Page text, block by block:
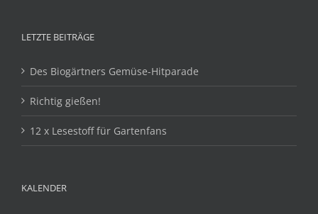
LETZTE BEITRÄGE
Des Biogärtners Gemüse-Hitparade
Richtig gießen!
12 x Lesestoff für Gartenfans
KALENDER